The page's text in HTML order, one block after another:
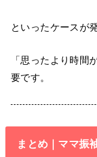
といったケースが
「思ったより時間
要です。
まとめ｜ママ振